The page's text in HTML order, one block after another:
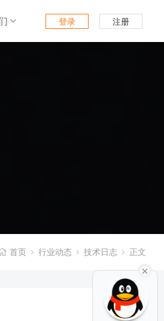
登录 注册
首页 行业动态 技术日志 正文